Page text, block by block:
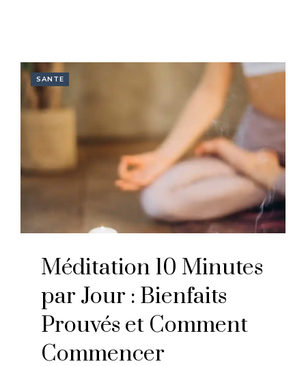
SANTE
Méditation 10 Minutes
par Jour : Bienfaits
Prouvés et Comment
Commencer